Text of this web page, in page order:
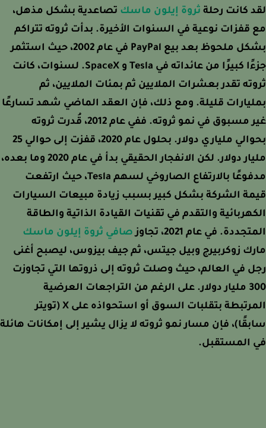
كانت رحلةثروة إيلون ماسكتصاعدية بشكل مذهل،
قفزات نوعية في السنوات الأخيرة. بدأت ثروته تتراكم
بشكل ملحوظ بعد بيع PayPal في عام 2002، حيث استثمر
جزءًا كبيرًا من عائداته في Tesla و SpaceX. لسنوات، كانت
تقدر بعشرات الملايين ثم بمئات الملايين، ثم
قليلة. ومع ذلك، فإن العقد الماضي شهد تسارعًا
غير مسبوق في نمو ثروته. ففي عام 2012، قُدرت ثروته
بحوالي ملياري دولار. بحلول عام 2020، قفزت إلى حوالي 25
مليار دولار. لكن الانفجار الحقيقي بدأ في عام 2020 وما بعده،
مدفوعًا بالارتفاع الصاروخي لسهم Tesla، حيث ارتفعت
الشركة بشكل كبير بسبب زيادة مبيعات السيارات
والتقدم في تقنيات القيادة الذاتية والطاقة
في عام 2021، تجاوز
صافي ثروة إيلون ماسك
زوكربيرج وبيل جيتس، ثم جيف بيزوس، ليصبح أغنى
في العالم، حيث وصلت ثروته إلى ذروتها التي تجاوزت
300 مليار دولار. على الرغم من التراجعات العرضية
المرتبطة بتقلبات السوق أو استحواذه على X (تويتر
فإن مسار نمو ثروته لا يزال يشير إلى إمكانات هائلة
المستقبل.